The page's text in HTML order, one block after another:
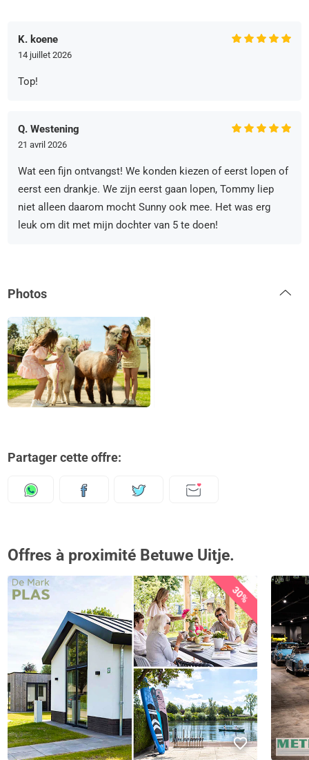
K. koene
14 juillet 2026
Top!
Q. Westening
21 avril 2026
Wat een fijn ontvangst! We konden kiezen of eerst lopen of
eerst een drankje. We zijn eerst gaan lopen, Tommy liep
niet alleen daarom mocht Sunny ook mee. Het was erg
leuk om dit met mijn dochter van 5 te doen!
Photos
Partager cette offre:
Offres à proximité Betuwe Uitje.
30%